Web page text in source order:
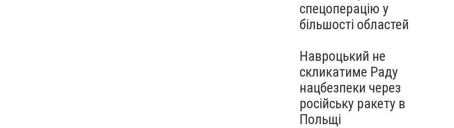
спецоперацію у
більшості областей
Навроцький не
скликатиме Раду
нацбезпеки через
російську ракету в
Польщі